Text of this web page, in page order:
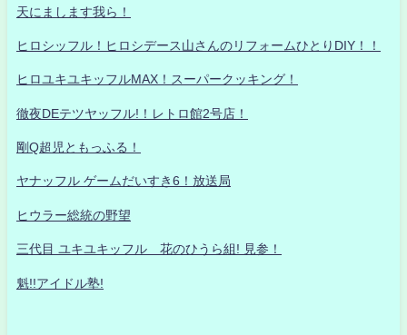
天にまします我ら！
ヒロシッフル！ヒロシデース山さんのリフォームひとりDIY！！
ヒロユキユキッフルMAX！スーパークッキング！
徹夜DEテツヤッフル!！レトロ館2号店！
剛Q超児ともっふる！
ヤナッフル ゲームだいすき6！放送局
ヒウラー総統の野望
三代目 ユキユキッフル 花のひうら組! 見参！
魁!!アイドル塾!